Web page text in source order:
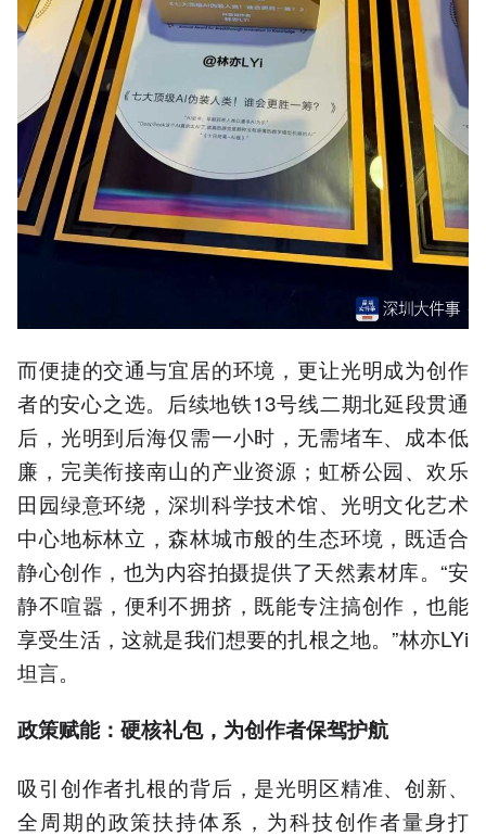
而便捷的交通与宜居的环境，更让光明成为创作
者的安心之选。后续地铁13号线二期北延段贯通
后，光明到后海仅需一小时，无需堵车、成本低
廉，完美衔接南山的产业资源；虹桥公园、欢乐
田园绿意环绕，深圳科学技术馆、光明文化艺术
中心地标林立，森林城市般的生态环境，既适合
静心创作，也为内容拍摄提供了天然素材库。“安
静不喧嚣，便利不拥挤，既能专注搞创作，也能
享受生活，这就是我们想要的扎根之地。”林亦LYi
坦言。
政策赋能：硬核礼包，为创作者保驾护航
吸引创作者扎根的背后，是光明区精准、创新、
全周期的政策扶持体系，为科技创作者量身打